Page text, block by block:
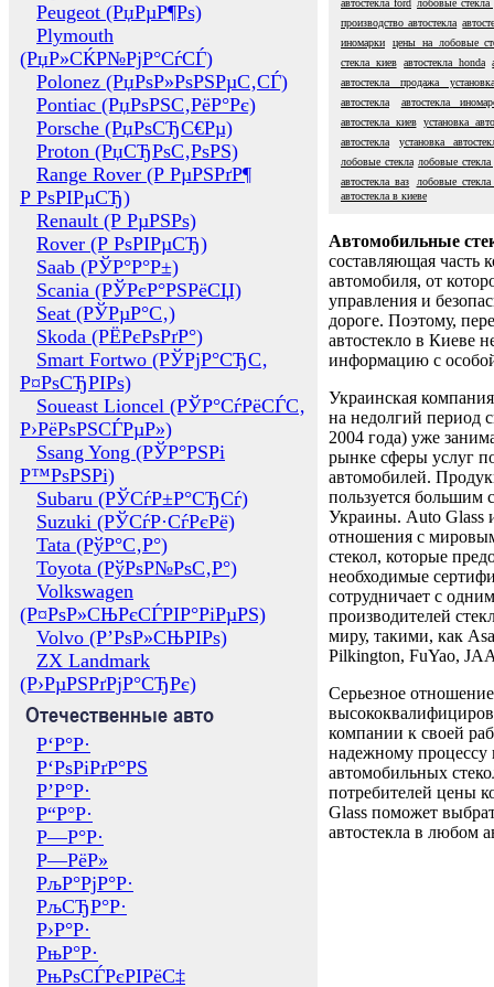
Peugeot (РџРµР¶Рѕ)
Plymouth
(РџР»СЌР№РјР°СѓСЃ)
Polonez (РџРѕР»РѕРЅРµС‚СЃ)
Pontiac (РџРѕРЅС‚РёР°Рє)
Porsche (РџРѕСЂС€Рµ)
Proton (РџСЂРѕС‚РѕРЅ)
Range Rover (Р РµРЅРґР¶
Р РѕРІРµСЂ)
Renault (Р РµРЅРѕ)
Rover (Р РѕРІРµСЂ)
Saab (РЎР°Р°Р±)
Scania (РЎРєР°РЅРёСЏ)
Seat (РЎРµР°С‚)
Skoda (РЁРєРѕРґР°)
Smart Fortwo (РЎРјР°СЂС‚
Р¤РѕСЂРІРѕ)
Soueast Lioncel (РЎР°СѓРёСЃС‚
Р›РёРѕРЅСЃРµР»)
Ssang Yong (РЎР°РЅРі
Р™РѕРЅРі)
Subaru (РЎСѓР±Р°СЂСѓ)
Suzuki (РЎСѓР·СѓРєРё)
Tata (РўР°С‚Р°)
Toyota (РўРѕР№РѕС‚Р°)
Volkswagen
(Р¤РѕР»СЊРєСЃРІР°РіРµРЅ)
Volvo (Р’РѕР»СЊРІРѕ)
ZX Landmark
(Р›РµРЅРґРјР°СЂРє)
Отечественные авто
Р‘Р°Р·
Р‘РѕРіРґР°РЅ
Р’Р°Р·
Р“Р°Р·
Р—Р°Р·
Р—РёР»
РљР°РјР°Р·
РљСЂР°Р·
Р›Р°Р·
РњР°Р·
РњРѕСЃРєРІРёС‡
автостекла ford лобовые
производство автостекла
иномарки
цены на лобовые
стекла киев автостекла honda
автостекла продажа установка
автостекла
автостекла
автостекла киев установка
автостекла
установка
лобовые стекла лобовые
автостекла ваз
лобовые
автостекла в киеве
Автомобильные
составляющая часть
автомобиля, от
управления и
дороге. Поэтому,
автостекло в Киеве
информацию с
Украинская
на недолгий период
2004 года) уже
рынке сферы услуг
автомобилей.
пользуется большим
Украины. Auto Glass
отношения с
стекол, которые
необходимые
сотрудничает с
производителей
миру, такими, как
Pilkington, FuYao,
Серьезное отношение
компании к своей
надежному процессу
автомобильных
потребителей цены
Glass поможет
автостекла в любом